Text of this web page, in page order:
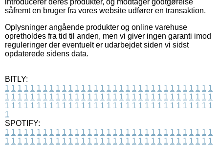
introducerer deres produkter, og modtager godtgørelse
såfremt en bruger fra vores website udfører en transaktion.
Oplysninger angående produkter og online varehuse
opretholdes fra tid til anden, men vi giver ingen garanti imod
reguleringer der eventuelt er udarbejdet siden vi sidst
opdaterede sidens data.
BITLY:
1 1 1 1 1 1 1 1 1 1 1 1 1 1 1 1 1 1 1 1 1 1 1 1 1 1 1 1 1 1 1 1 1
1 1 1 1 1 1 1 1 1 1 1 1 1 1 1 1 1 1 1 1 1 1 1 1 1 1 1 1 1 1 1 1 1
1 1 1 1 1 1 1 1 1 1 1 1 1 1 1 1 1 1 1 1 1 1 1 1 1 1 1 1 1 1 1 1 1
1
SPOTIFY:
1 1 1 1 1 1 1 1 1 1 1 1 1 1 1 1 1 1 1 1 1 1 1 1 1 1 1 1 1 1 1 1 1
1 1 1 1 1 1 1 1 1 1 1 1 1 1 1 1 1 1 1 1 1 1 1 1 1 1 1 1 1 1 1 1 1